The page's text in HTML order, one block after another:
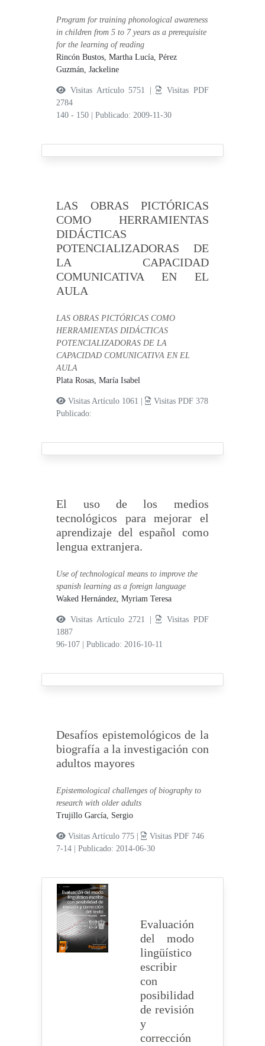
Program for training phonological awareness
in children from 5 to 7 years as a prerequisite
for the learning of reading
Rincón Bustos, Martha Lucía,Pérez
Guzmán, Jackeline
Visitas Artículo 5751 |
Visitas PDF
2784
140 - 150
|Publicado: 2009-11-30
LAS OBRAS PICTÓRICAS
COMO HERRAMIENTAS
DIDÁCTICAS
POTENCIALIZADORAS DE
LA CAPACIDAD
COMUNICATIVA EN EL
AULA
LAS OBRAS PICTÓRICAS COMO
HERRAMIENTAS DIDÁCTICAS
POTENCIALIZADORAS DE LA
CAPACIDAD COMUNICATIVA EN EL
AULA
Plata Rosas, María Isabel
Visitas Artículo 1061 |
Visitas PDF 378
Publicado:
El uso de los medios
tecnológicos para mejorar el
aprendizaje del español como
lengua extranjera.
Use of technological means to improve the
spanish learning as a foreign language
Waked Hernández, Myriam Teresa
Visitas Artículo 2721 |
Visitas PDF
1887
96-107
|Publicado: 2016-10-11
Desafíos epistemológicos de la
biografía a la investigación con
adultos mayores
Epistemological challenges of biography to
research with older adults
Trujillo García, Sergio
Visitas Artículo 775 |
Visitas PDF 746
7-14
|Publicado: 2014-06-30
Evaluación
del modo
lingüístico
escribir
con
posibilidad
de revisión
y
corrección